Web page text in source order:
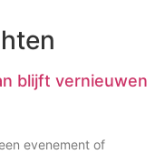
blijft vernieuwen
evenement of